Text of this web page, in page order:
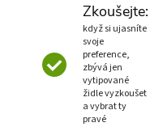
Zkoušejte:
když si ujasníte
svoje
preference,
zbývá jen
vytipované
židle vyzkoušet
a vybrat ty
pravé